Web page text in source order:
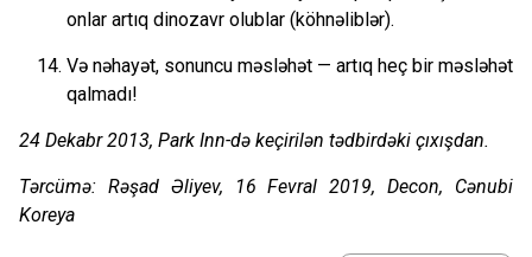
onlar artıq dinozavr olublar (köhnəliblər).
Və nəhayət, sonuncu məsləhət — artıq heç bir məsləhət
qalmadı!
24 Dekabr 2013, Park Inn-də keçirilən tədbirdəki çıxışdan.
Tərcümə: Rəşad Əliyev, 16 Fevral 2019, Decon, Cənubi
Koreya